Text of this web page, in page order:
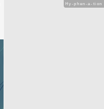
Hy-phen-a-tion